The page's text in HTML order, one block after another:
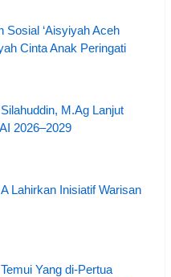
Sosial ‘Aisyiyah Aceh
Cinta Anak Peringati
M.Ag Lanjut
2026–2029
Lahirkan Inisiatif Warisan
Yang di-Pertua